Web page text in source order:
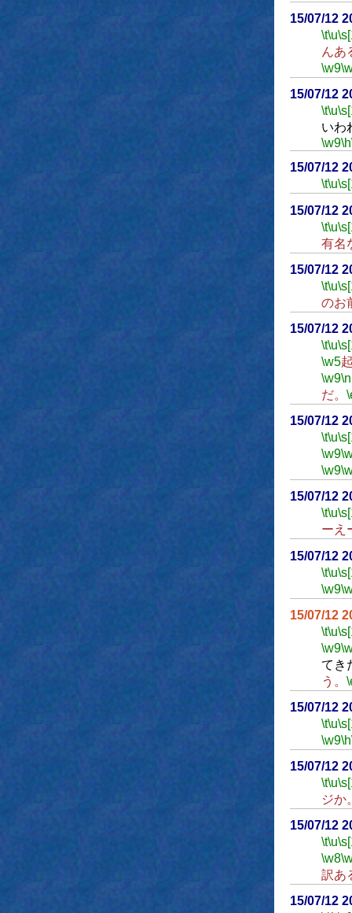
15/07/12
\t\u
んあ
\w9
15/07/12
\t\u
いわ
\w9\h
15/07/12
\t\u
15/07/12
\t\u
有名
15/07/12
\t\u
のお
15/07/12
\t\u
\w5
\w9\n
だ。
15/07/12
\t\u
\w9
\w9
15/07/12
\t\u
ーえ
15/07/12
\t\u
\w9
15/07/12
\t\u
\w9
てき
う。
15/07/12
\t\u
\w9\h
15/07/12
\t\u
ジか
15/07/12
\t\u
\w8
訳あ
15/07/12